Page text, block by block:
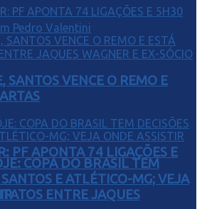
PF APONTA 74 LIGAÇÕES E
ENTRE JAQUES
Pedro Valentini
SANTOS VENCE O REMO E
COPA DO BRASIL TEM
SANTOS E ATLÉTICO-MG; VEJA